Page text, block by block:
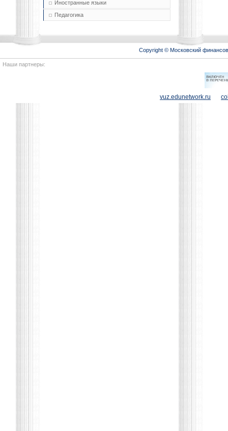
Иностранные языки
Педагогика
Copyright © Московский
Наши партнеры:
vuz.edunetwork.ru